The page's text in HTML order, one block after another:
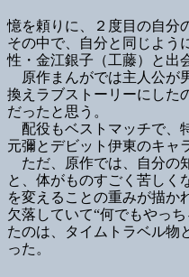
憶を頼りに、２度目の自分
その中で、自分と同じよう
性・金江銀子（工藤）と出
原作まんがでは主人公が
換えラブストーリーにした
だったと思う。
配役もベストマッチで、
元彌とデビット伊東のキャ
ただ、原作では、自分の
と、体がものすごく苦しく
を変えることの重みが描か
欠落していて“何でもやっ
たのは、タイムトラベル物
った。